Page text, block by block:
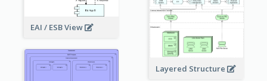
Layered Structure
EAI / ESB View